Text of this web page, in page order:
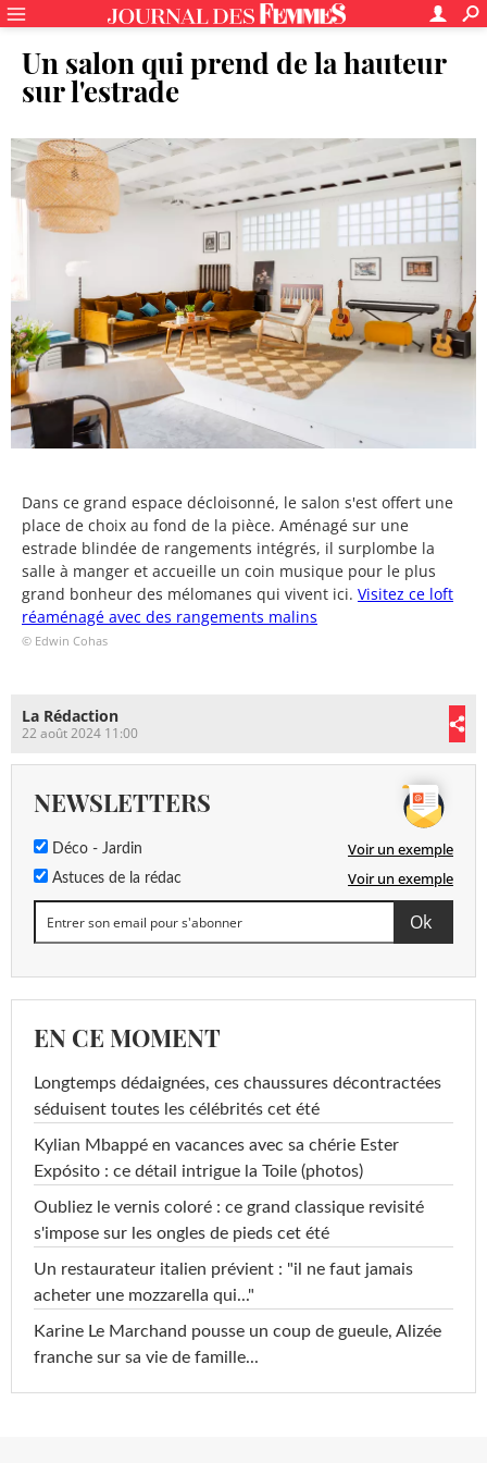
Un salon qui prend de la hauteur
sur l'estrade
Dans ce grand espace décloisonné, le salon s'est offert une
place de choix au fond de la pièce. Aménagé sur une
estrade blindée de rangements intégrés, il surplombe la
salle à manger et accueille un coin musique pour le plus
grand bonheur des mélomanes qui vivent ici. Visitez ce loft
réaménagé avec des rangements malins
© Edwin Cohas
La Rédaction
22 août 2024 11:00
NEWSLETTERS
Déco - Jardin Voir un exemple
Astuces de la rédac Voir un exemple
EN CE MOMENT
Longtemps dédaignées, ces chaussures décontractées
séduisent toutes les célébrités cet été
Kylian Mbappé en vacances avec sa chérie Ester
Expósito : ce détail intrigue la Toile (photos)
Oubliez le vernis coloré : ce grand classique revisité
s'impose sur les ongles de pieds cet été
Un restaurateur italien prévient : "il ne faut jamais
acheter une mozzarella qui..."
Karine Le Marchand pousse un coup de gueule, Alizée
franche sur sa vie de famille...